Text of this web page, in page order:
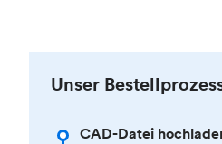
Unser
CAD-Datei